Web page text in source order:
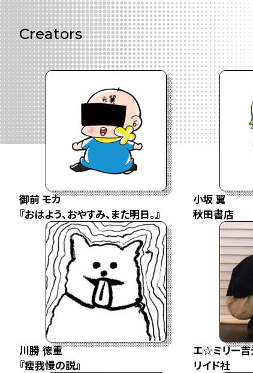
Creators
御前 モカ
『おはよう、おやすみ、また明日。』
小坂 翼
秋田書店
川勝 徳重
『痩我慢の説』
エ☆ミリー
リイド社